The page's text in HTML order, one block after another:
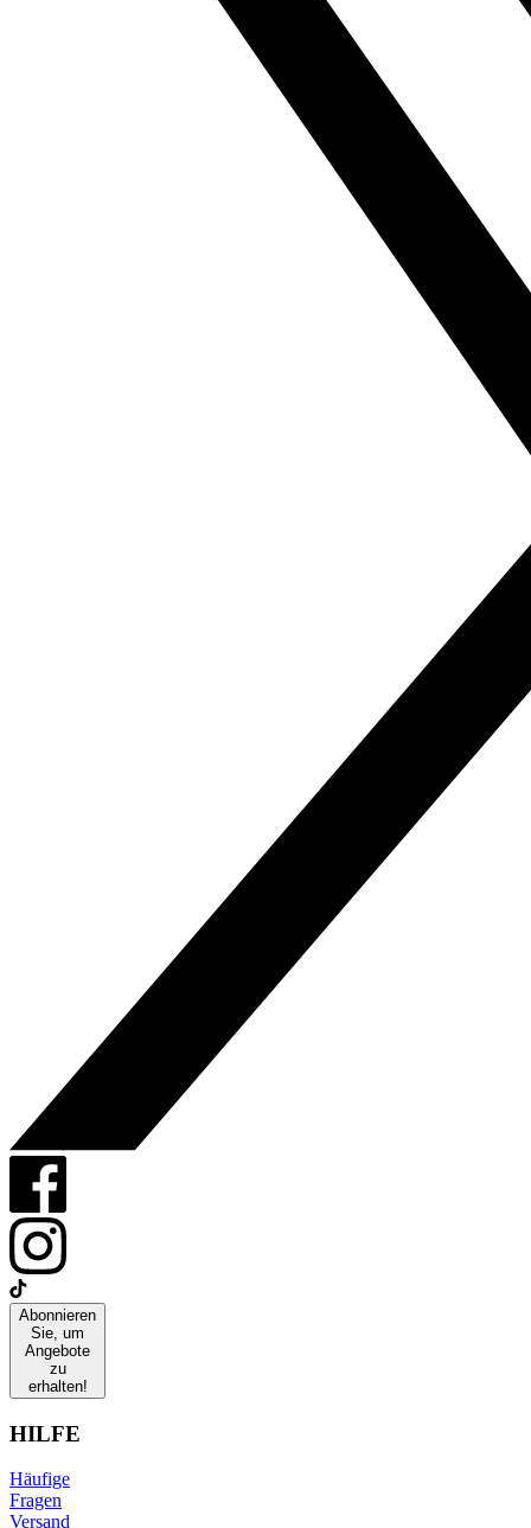
Abonnieren
Sie, um
Angebote
zu
erhalten!
HILFE
Häufige
Fragen
Versand